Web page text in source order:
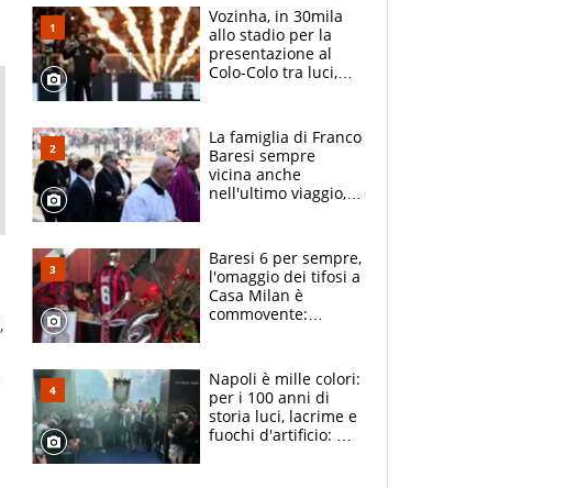
,
Vozinha, in 30mila
allo stadio per la
presentazione al
Colo-Colo tra luci,
La famiglia di Franco
Baresi sempre
vicina anche
nell'ultimo viaggio,
circondati
dall'affetto dei tifosi
Baresi 6 per sempre,
l'omaggio dei tifosi a
Casa Milan è
commovente:
bigliettini
Napoli è mille colori:
per i 100 anni di
storia luci, lacrime e
fuochi d'artificio: De